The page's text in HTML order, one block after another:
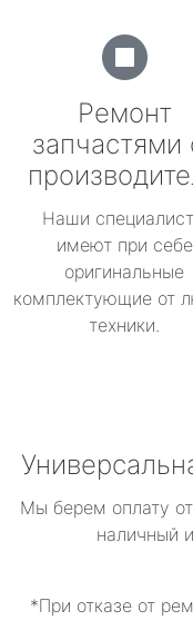
Ремонт
запчастями
Наши
имеют при себе
оригинальные
комплектующие от
техники.
Мы берем оплату
наличный
*При отказе от